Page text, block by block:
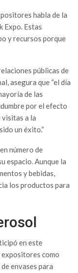
habla de la
Expo. Estas
y recursos porque
públicas de
asegura que “el día
de las
por el efecto
visitas a la
un éxito.”
número de
espacio. Aunque la
y bebidas,
los productos para
en este
como
envases para